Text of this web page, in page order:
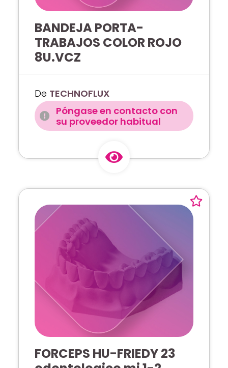
BANDEJA PORTA-
TRABAJOS COLOR ROJO
8U.VCZ
De TECHNOFLUX
Póngase en contacto con
su proveedor habitual
FORCEPS HU-FRIEDY 23